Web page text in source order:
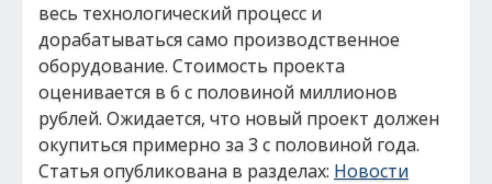
весь технологический процесс и
дорабатываться само производственное
оборудование. Стоимость проекта
оценивается в 6 с половиной миллионов
рублей. Ожидается, что новый проект должен
окупиться примерно за 3 с половиной года.
Статья опубликована в разделах: Новости